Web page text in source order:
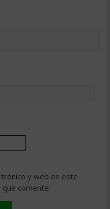
y web en este
comente.